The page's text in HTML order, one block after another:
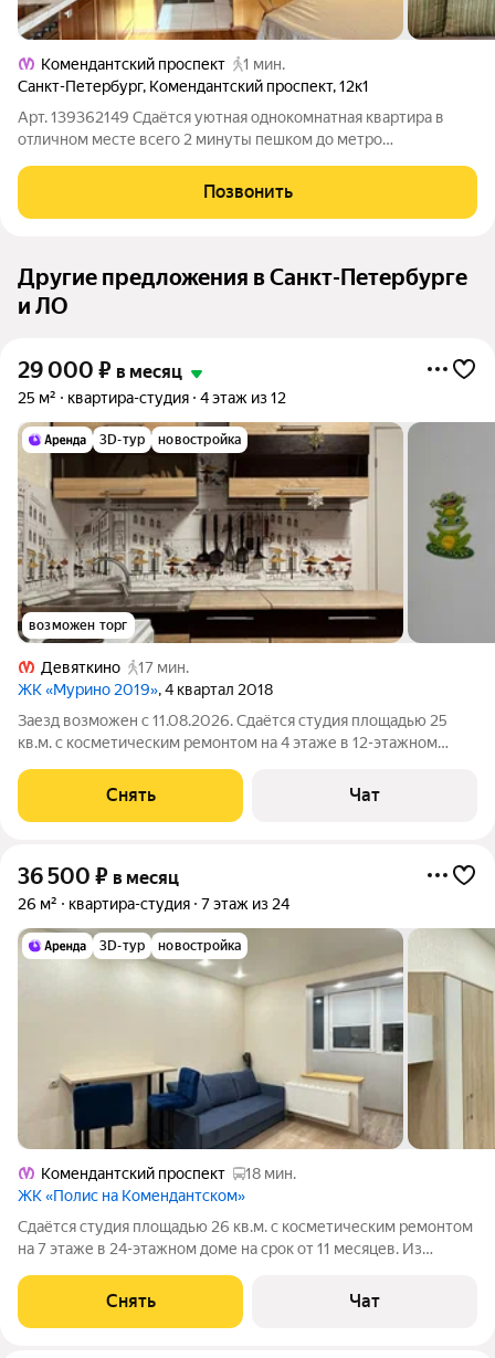
Комендантский проспект
1 мин.
Санкт-Петербург, Комендантский проспект,12к1
Арт. 139362149 Сдаётся уютная однокомнатная квартира в
отличном месте всего 2 минуты пешком до метро
удобной планировкой: пространство грамотно разделено на
отдельную спальню и просторную
Позвонить
Другие предложения в Санкт-Петербурге
и ЛО
29 000 ₽ в месяц
25 м² квартира-студия 4 этаж из 12
3D-тур новостройка
возможен торг
Девяткино
17 мин.
ЖК «Мурино 2019», 4 квартал 2018
Заезд возможен с 11.08.2026. Сдаётся студия площадью 25
кв.м. с косметическим ремонтом на 4 этаже в 12-этажном
Стиральная машина Холодильник Микроволновка Дом -
монолитный, окна выходят во
Снять Чат
36 500 ₽ в месяц
26 м² квартира-студия 7 этаж из 24
3D-тур новостройка
Комендантский проспект
18 мин.
ЖК «Полис на Комендантском»
Сдаётся студия площадью 26 кв.м. с косметическим ремонтом
на 7 этаже в 24-этажном доме на срок от 11 месяцев. Из
Микроволновка Дом - монолитный, окна выходят во двор. Есть
консьерж. В подъезде
Снять Чат